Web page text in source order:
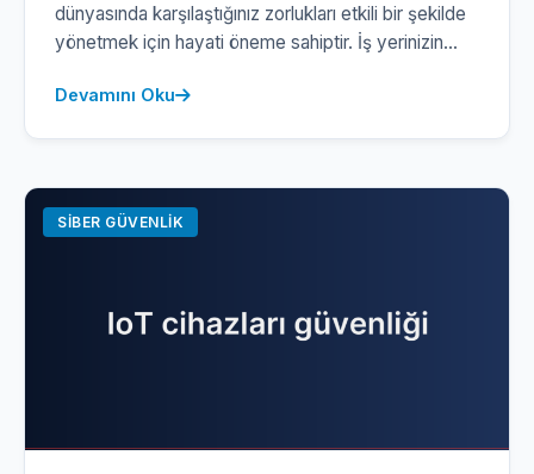
dünyasında karşılaştığınız zorlukları etkili bir şekilde
yönetmek için hayati öneme sahiptir. İş yerinizin
karşı savunmasız hale gelebilir. Bu noktada, sistem
proaktif bir koruma sağlıyoruz. Hibrit çalışma
modelinde, çalışanlarınızın […]
Devamını Oku
SIBER GÜVENLIK